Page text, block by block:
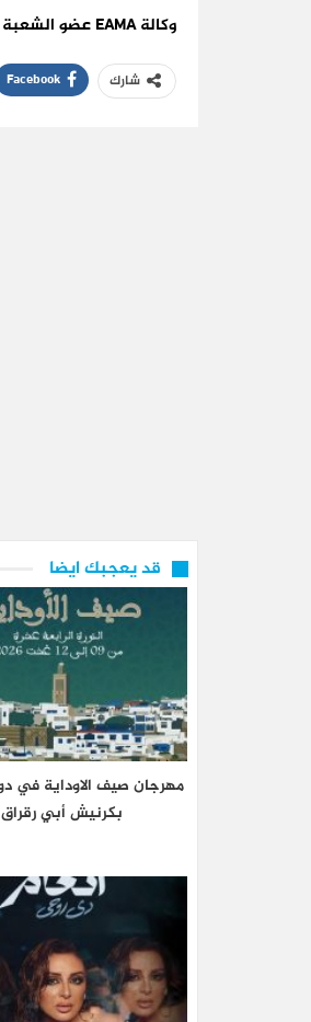
وكالة EAMA عضو الشعبة العامة للإعلام المصري
شارك Facebook
قد يعجبك ايضا
بكرنيش أبي رقراق